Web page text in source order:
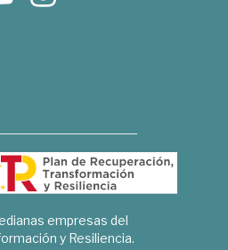
empresas del
y Resiliencia.